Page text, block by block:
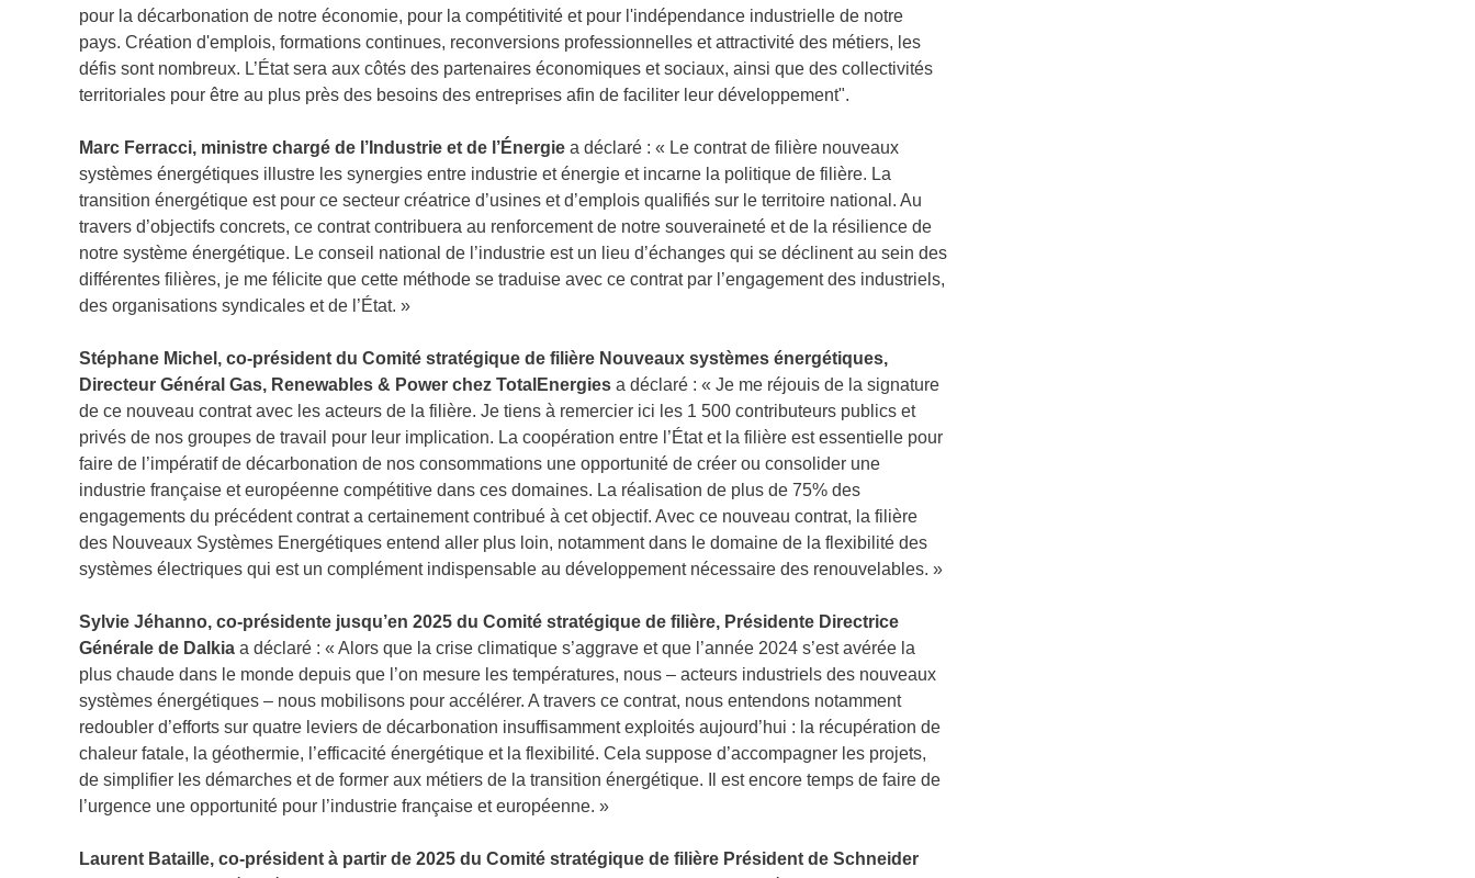
pour la décarbonation de notre économie, pour la compétitivité et pour l'indépendance industrielle de notre
pays. Création d'emplois, formations continues, reconversions professionnelles et attractivité des métiers, les
défis sont nombreux. L’État sera aux côtés des partenaires économiques et sociaux, ainsi que des collectivités
territoriales pour être au plus près des besoins des entreprises afin de faciliter leur développement".
Marc Ferracci, ministre chargé de l’Industrie et de l’Énergie a déclaré : « Le contrat de filière nouveaux
systèmes énergétiques illustre les synergies entre industrie et énergie et incarne la politique de filière. La
transition énergétique est pour ce secteur créatrice d’usines et d’emplois qualifiés sur le territoire national. Au
travers d’objectifs concrets, ce contrat contribuera au renforcement de notre souveraineté et de la résilience de
notre système énergétique. Le conseil national de l’industrie est un lieu d’échanges qui se déclinent au sein des
différentes filières, je me félicite que cette méthode se traduise avec ce contrat par l’engagement des industriels,
des organisations syndicales et de l’État. »
Stéphane Michel, co-président du Comité stratégique de filière Nouveaux systèmes énergétiques,
Directeur Général Gas, Renewables & Power chez TotalEnergies a déclaré : « Je me réjouis de la signature
de ce nouveau contrat avec les acteurs de la filière. Je tiens à remercier ici les 1 500 contributeurs publics et
privés de nos groupes de travail pour leur implication. La coopération entre l’État et la filière est essentielle pour
faire de l’impératif de décarbonation de nos consommations une opportunité de créer ou consolider une
industrie française et européenne compétitive dans ces domaines. La réalisation de plus de 75% des
engagements du précédent contrat a certainement contribué à cet objectif. Avec ce nouveau contrat, la filière
des Nouveaux Systèmes Energétiques entend aller plus loin, notamment dans le domaine de la flexibilité des
systèmes électriques qui est un complément indispensable au développement nécessaire des renouvelables. »
Sylvie Jéhanno, co-présidente jusqu’en 2025 du Comité stratégique de filière, Présidente Directrice
Générale de Dalkia a déclaré : « Alors que la crise climatique s’aggrave et que l’année 2024 s’est avérée la
plus chaude dans le monde depuis que l’on mesure les températures, nous – acteurs industriels des nouveaux
systèmes énergétiques – nous mobilisons pour accélérer. A travers ce contrat, nous entendons notamment
redoubler d’efforts sur quatre leviers de décarbonation insuffisamment exploités aujourd’hui : la récupération de
chaleur fatale, la géothermie, l’efficacité énergétique et la flexibilité. Cela suppose d’accompagner les projets,
de simplifier les démarches et de former aux métiers de la transition énergétique. Il est encore temps de faire de
l’urgence une opportunité pour l’industrie française et européenne. »
Laurent Bataille, co-président à partir de 2025 du Comité stratégique de filière Président de Schneider